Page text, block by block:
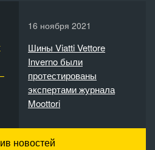
16 ноября 2021
Шины Viatti Vettore
Inverno были
протестированы
экспертами журнала
Moottori
новостей